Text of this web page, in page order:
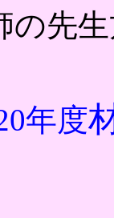
の先
年度